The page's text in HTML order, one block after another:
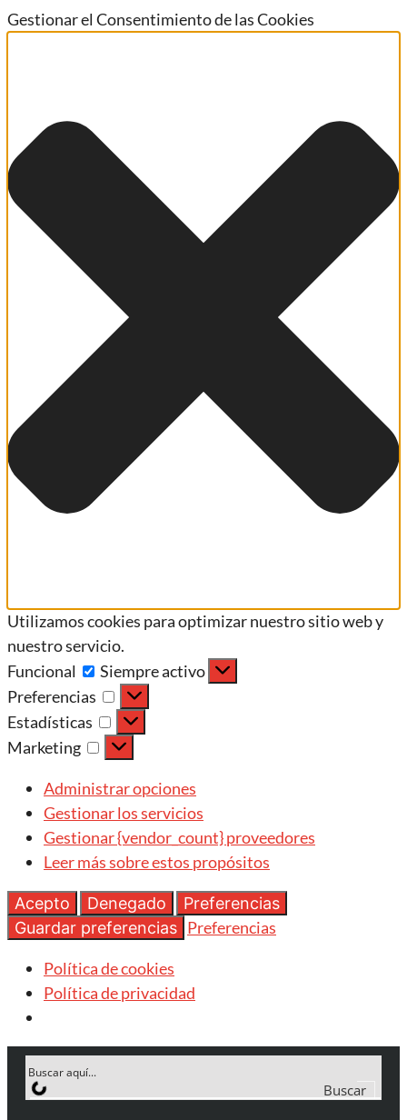
Gestionar el Consentimiento de las Cookies
Utilizamos cookies para optimizar nuestro sitio web y
nuestro servicio.
Funcional
Siempre activo
Preferencias
Estadísticas
Marketing
Administrar opciones
Gestionar los servicios
Gestionar {vendor_count} proveedores
Leer más sobre estos propósitos
Acepto Denegado
Preferencias
Guardar preferencias Preferencias
Política de cookies
Política de privacidad
Buscar